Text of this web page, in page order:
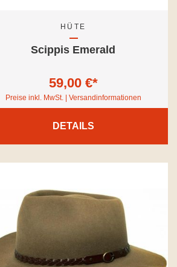
HÜTE
Scippis Emerald
59,00 €*
Preise inkl. MwSt. | Versandinformationen
DETAILS